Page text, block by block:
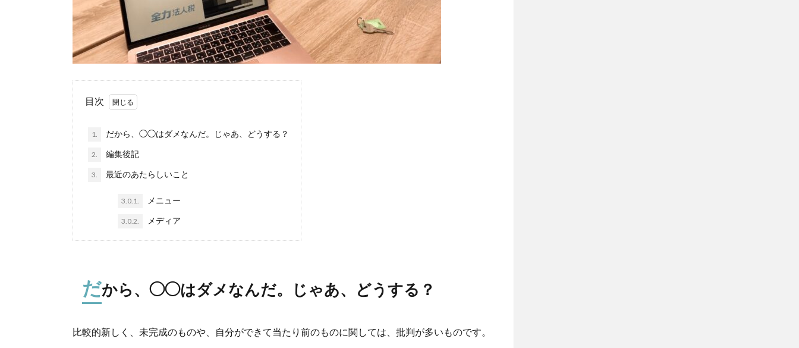
目次
1. だから、◯◯はダメなんだ。じゃあ、どうする？
2. 編集後記
3. 最近のあたらしいこと
3.0.1. メニュー
3.0.2. メディア
だから、◯◯はダメなんだ。じゃあ、どうする？
比較的新しく、未完成のものや、自分ができて当たり前のものに関しては、批判が多いものです。